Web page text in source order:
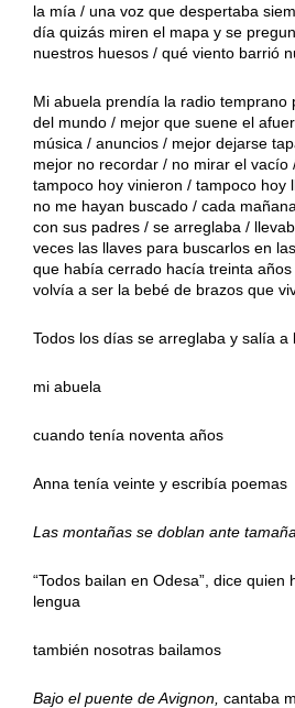
la mía / una voz que despertaba
día quizás miren el mapa y se
nuestros huesos / qué viento barrió
Mi abuela prendía la radio temprano
del mundo / mejor que suene el
música / anuncios / mejor dejarse
mejor no recordar / no mirar el vacío
tampoco hoy vinieron / tampoco hoy
no me hayan buscado / cada
con sus padres / se arreglaba /
veces las llaves para buscarlos en
que había cerrado hacía treinta
volvía a ser la bebé de brazos que
Todos los días se arreglaba y salía a
mi abuela
cuando tenía noventa años
Anna tenía veinte y escribía poemas
Las montañas se doblan ante
“Todos bailan en Odesa”, dice quien
lengua
también nosotras bailamos
Bajo el puente de Avignon, cantaba